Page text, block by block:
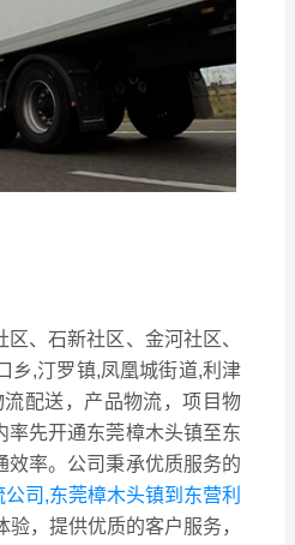
、石新社区、金河社区、
乡,汀罗镇,凤凰城街道,利津
配送，产品物流，项目物
先开通东莞樟木头镇至东
效率。公司秉承优质服务的
司,东莞樟木头镇到东营利
，提供优质的客户服务，